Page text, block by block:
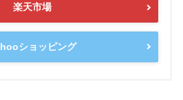
楽天市場
ショッピング